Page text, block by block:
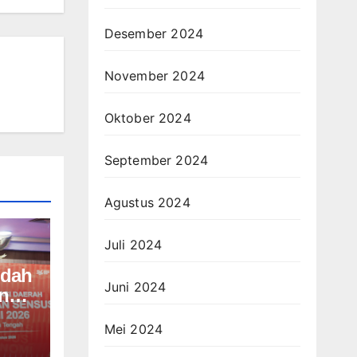
Desember 2024
November 2024
Oktober 2024
September 2024
Agustus 2024
Juli 2024
Juni 2024
Mei 2024